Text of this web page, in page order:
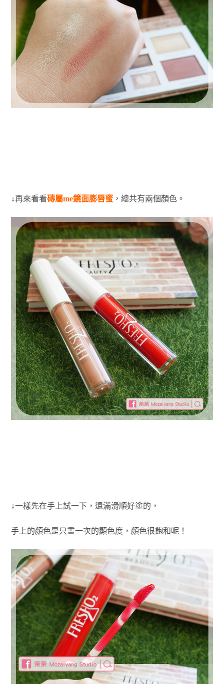
↓再來看看磚屬me鏡面膨唇蜜，總共有兩個顏色。
↓一樣先在手上試一下，還滿滑順好塗的，
手上的顏色是只畫一次的顯色度，顏色很飽和呢！